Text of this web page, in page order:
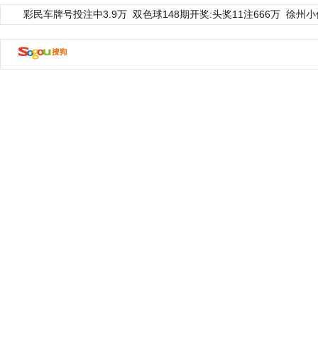
彩民车牌号投注中3.9万 双色球148期开奖:头奖11注666万 徐州